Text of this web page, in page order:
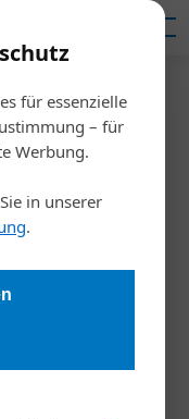
für essenzielle
– für
Werbung.
in unserer
.
Charging-